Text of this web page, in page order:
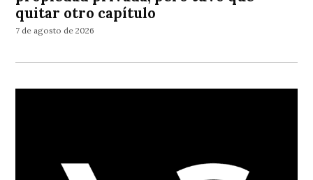
quitar otro capítulo
7 de agosto de 2026